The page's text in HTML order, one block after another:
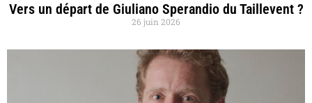
Vers un départ de Giuliano Sperandio du Taillevent ?
26 juin 2026